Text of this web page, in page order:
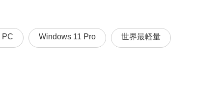
PC Windows 11 Pro 世界最軽量